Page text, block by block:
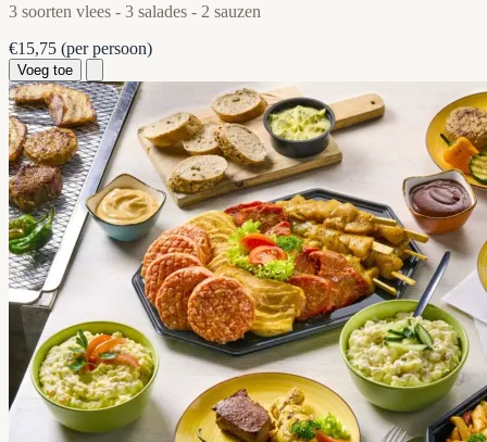
3 soorten vlees - 3 salades - 2 sauzen
€15,75 (per persoon)
Voeg toe